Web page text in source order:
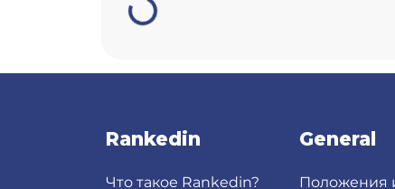
Rankedin
Что такое Rankedin?
General
Положения